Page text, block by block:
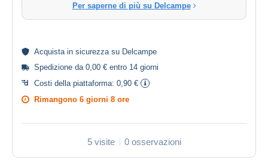
Per saperne di più su Delcampe
Acquista in sicurezzasu Delcampe
Spedizione da 0,00 € entro 14 giorni
Costi della piattaforma: 0,90 €
Rimangono 6 giorni 8 ore
5 visite 0 osservazioni